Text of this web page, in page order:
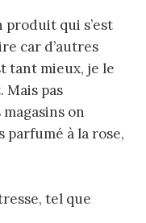
produit qui s’est
car d’autres
tant mieux, je le
Mais pas
on
à la rose,
tel que